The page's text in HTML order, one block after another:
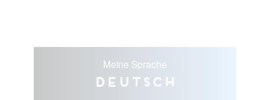
Meine Sprache
Deutsch